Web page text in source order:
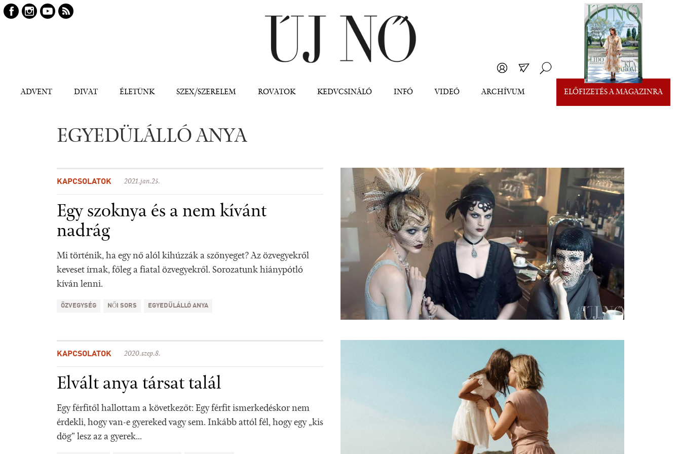
ADVENT DIVAT ÉLETÜNK SZEX/SZERELEM ROVATOK KEDVCSINÁLÓ INFÓ VIDEÓ ARCHÍVUM ELŐFIZETÉS A MAGAZINRA
EGYEDÜLÁLLÓ ANYA
KAPCSOLATOK 2021.jan.25.
Egy szoknya és a nem kívánt
nadrág
Mi történik, ha egy nő alól kihúzzák a szőnyeget? Az özvegyekről
keveset írnak, főleg a fiatal özvegyekről. Sorozatunk hiánypótló
kíván lenni.
ÖZVEGYSÉG NŐI SORS EGYEDÜLÁLLÓ ANYA
KAPCSOLATOK 2020.szep.8.
Elvált anya társat talál
Egy férfitől hallottam a következőt: Egy férfit ismerkedéskor nem
érdekli, hogy van-e gyereked vagy sem. Inkább attól fél, hogy egy „kis
dög” lesz az a gyerek...